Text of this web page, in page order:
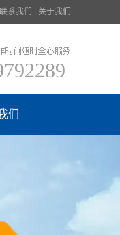
联系我们 关于我们
们